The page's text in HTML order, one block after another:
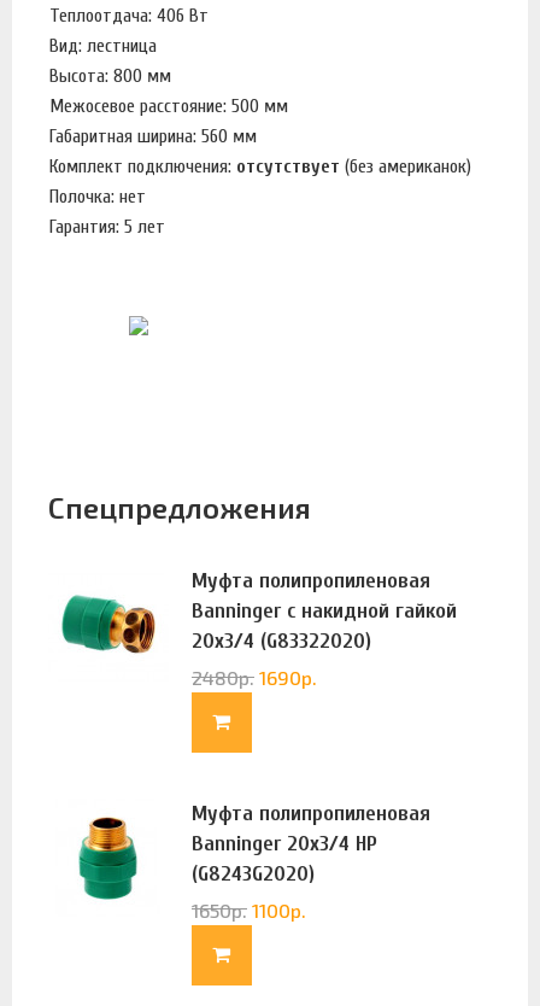
Теплоотдача: 406 Вт
Вид: лестница
Высота: 800 мм
Межосевое расстояние: 500 мм
Габаритная ширина: 560 мм
Комплект подключения: отсутствует (без американок)
Полочка: нет
Гарантия: 5 лет
Спецпредложения
Муфта полипропиленовая
Banninger с накидной гайкой
20х3/4 (G83322020)
2480р. 1690р.
Муфта полипропиленовая
Banninger 20х3/4 НР
(G8243G2020)
1650р. 1100р.